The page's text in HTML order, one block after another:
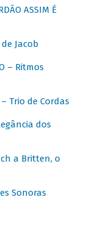
ASSIM É
Jacob
– Ritmos
Trio de Cordas
dos
a Britten, o
Sonoras